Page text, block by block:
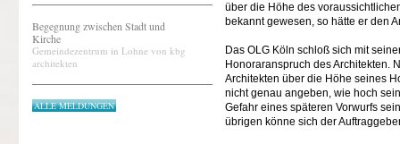
Begegnung zwischen Stadt und
Kirche
Gemeindezentrum in Lohne von kbg
architekten
ALLE MELDUNGEN
über die Höhe des
bekannt gewesen, so hätte er den
Das OLG Köln schloß sich mit
Honoraranspruch des Architekten.
Architekten über die Höhe seines
nicht genau angeben, wie hoch
Gefahr eines späteren Vorwurfs
übrigen könne sich der